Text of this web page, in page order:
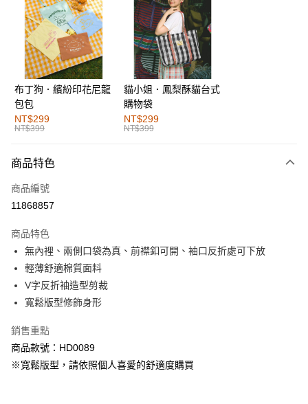
超商取貨付款
LINE Pay
街口支付
運送方式
全家取貨付款
每筆NT$60，滿NT$1,000(含以上)免運費
付款後全家取貨
萊爾富取貨付款
付款後萊爾富取貨
每筆NT$60，滿NT$1,000(含以上)免運費
7-11取貨付款
每筆NT$60，滿NT$1,000(含以上)免運費
付款後7-11取貨
每筆NT$60，滿NT$1,000(含以上)免運費
布丁狗．繽紛印花尼龍
包包
NT$299
NT$399
貓小姐．鳳梨酥貓台式
購物袋
NT$299
NT$399
商品特色
商品編號
11868857
商品特色
無內裡、兩側口袋為真、前襟釦可開、袖口反折處可下放
輕薄舒適棉質面料
V字反折袖造型剪裁
寬鬆版型修飾身形
銷售重點
商品款號：HD0089
※寬鬆版型，請依照個人喜愛的舒適度購買